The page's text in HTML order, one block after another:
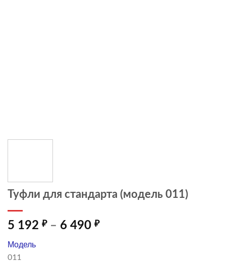
Туфли для стандарта (модель 011)
5 192 ₽ – 6 490 ₽Диапазон
Модель
011